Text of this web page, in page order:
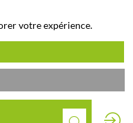
votre expérience.